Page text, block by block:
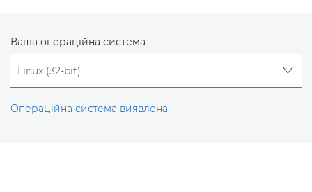
Ваша операційна система
Операційна система виявлена